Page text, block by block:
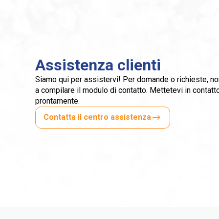
Assistenza clienti
Siamo qui per assistervi! Per domande o richieste,
a compilare il modulo di contatto. Mettetevi in
prontamente.
Contatta il centro assistenza